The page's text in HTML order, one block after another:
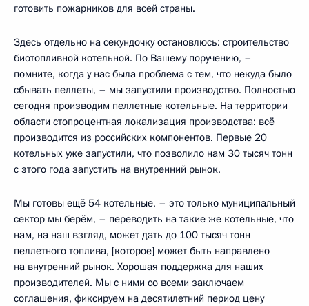
готовить пожарников для всей страны.
Здесь отдельно на секундочку остановлюсь: строительство
биотопливной котельной. По Вашему поручению, –
помните, когда у нас была проблема с тем, что некуда было
сбывать пеллеты, – мы запустили производство. Полностью
сегодня производим пеллетные котельные. На территории
области стопроцентная локализация производства: всё
производится из российских компонентов. Первые 20
котельных уже запустили, что позволило нам 30 тысяч тонн
с этого года запустить на внутренний рынок.
Мы готовы ещё 54 котельные, – это только муниципальный
сектор мы берём, – переводить на такие же котельные, что
нам, на наш взгляд, может дать до 100 тысяч тонн
пеллетного топлива, [которое] может быть направлено
на внутренний рынок. Хорошая поддержка для наших
производителей. Мы с ними со всеми заключаем
соглашения, фиксируем на десятилетний период цену